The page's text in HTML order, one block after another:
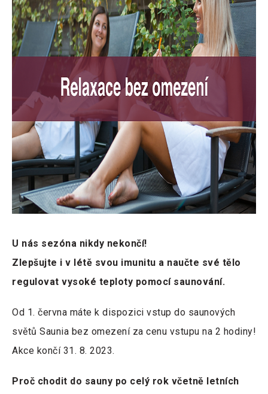
U nás sezóna nikdy nekončí!
Zlepšujte i v létě svou imunitu a naučte své tělo
regulovat vysoké teploty pomocí saunování.
Od 1. června máte k dispozici vstup do saunových
světů Saunia bez omezení za cenu vstupu na 2 hodiny!
Akce končí 31. 8. 2023.
Proč chodit do sauny po celý rok včetně letních